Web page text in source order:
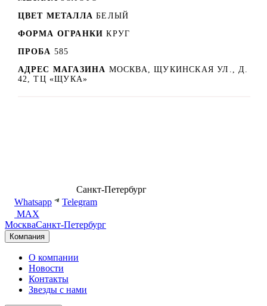
ЦВЕТ МЕТАЛЛА БЕЛЫЙ
ФОРМА ОГРАНКИ КРУГ
ПРОБА 585
АДРЕС МАГАЗИНА МОСКВА, ЩУКИНСКАЯ УЛ., Д.
42, ТЦ «ЩУКА»
Санкт-Петербург
Whatsapp
Telegram
MAX
МоскваСанкт-Петербург
Компания
О компании
Новости
Контакты
Звезды с нами